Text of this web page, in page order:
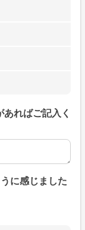
ればご記入く
ればご記入くだ
に感じました